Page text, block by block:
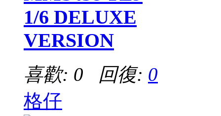
1/6 DELUXE
VERSION
喜歡: 0 回復: 0
格仔